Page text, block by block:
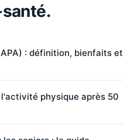
: définition, bienfaits et
physique après 50